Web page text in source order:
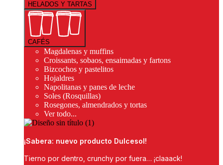
HELADOS Y TARTAS
CAFÉS
Magdalenas y muffins
Croissants, sobaos, ensaimadas y fartons
Bizcochos y pastelitos
Hojaldres
Napolitanas y panes de leche
Soles (Rosquillas)
Rosegones, almendrados y tortas
Ver todo...
¡Sabera: nuevo producto Dulcesol!
Tierno por dentro, crunchy por fuera… ¡claaack!